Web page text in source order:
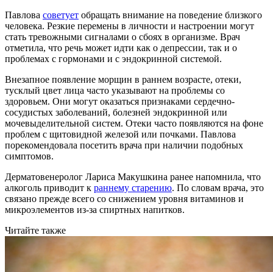
Павлова советует обращать внимание на поведение близкого
человека. Резкие перемены в личности и настроении могут
стать тревожными сигналами о сбоях в организме. Врач
отметила, что речь может идти как о депрессии, так и о
проблемах с гормонами и с эндокринной системой.
Внезапное появление морщин в раннем возрасте, отеки,
тусклый цвет лица часто указывают на проблемы со
здоровьем. Они могут оказаться признаками сердечно-
сосудистых заболеваний, болезней эндокринной или
мочевыделительной систем. Отеки часто появляются на фоне
проблем с щитовидной железой или почками. Павлова
порекомендовала посетить врача при наличии подобных
симптомов.
Дерматовенеролог Лариса Макушкина ранее напомнила, что
алкоголь приводит к раннему старению. По словам врача, это
связано прежде всего со снижением уровня витаминов и
микроэлементов из-за спиртных напитков.
Читайте также